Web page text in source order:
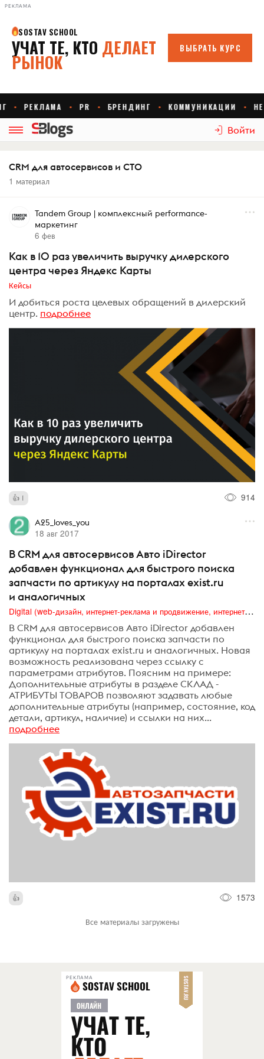
РЕКЛАМА
Войти
CRM для автосервисов и СТО
1 материал
Tandem Group | комплексный performance-
маркетинг
6 фев
Как в 10 раз увеличить выручку дилерского
центра через Яндекс Карты
Кейсы
И добиться роста целевых обращений в дилерский
центр. подробнее
1 914
A25_loves_you
18 авг 2017
В CRM для автосервисов Авто iDirector
добавлен функционал для быстрого поиска
запчасти по артикулу на порталах exist.ru
и аналогичных
Digital (web-дизайн, интернет-реклама и продвижение, интернет-сообщества и блоги, интернет-коммуникации, мобильный маркетинг, реклама на цифровых экранах)
В CRM для автосервисов Авто iDirector добавлен
функционал для быстрого поиска запчасти по
артикулу на порталах exist.ru и аналогичных. Новая
возможность реализована через ссылку с
параметрами атрибутов. Поясним на примере:
Дополнительные атрибуты в разделе СКЛАД -
АТРИБУТЫ ТОВАРОВ позволяют задавать любые
дополнительные атрибуты (например, состояние, код
детали, артикул, наличие) и ссылки на них...
подробнее
1573
Все материалы загружены
РЕКЛАМА